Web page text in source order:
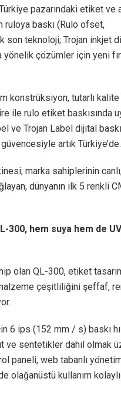
pazarındaki etiket ve
ruloya baskı (Rulo ofset,
son teknoloji; Trojan inkjet
yönelik çözümler için yeni
konstrüksiyon, tutarlı
ile rulo etiket baskısında
ve Trojan Label dijital baskı
artık Türkiye’de.
marka sahiplerinin
dünyanın ilk 5 renkli
300, hem suya hem de
olan QL-300, etiket
çeşitliliğini şeffaf,
6 ips (152 mm / s) baskı
ve sentetikler dahil olmak
paneli, web tabanlı
olağanüstü kullanım